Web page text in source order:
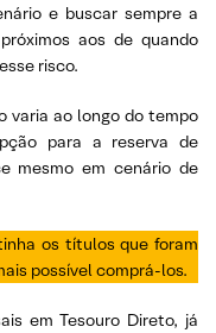
e buscar sempre a
aos de quando
risco.
varia ao longo do tempo
para a reserva de
mesmo em cenário de
os títulos que foram
possível comprá-los.
em Tesouro Direto, já